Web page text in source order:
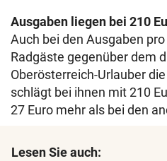
Ausgaben liegen bei 210
Auch bei den Ausgaben
Radgäste gegenüber dem
Oberösterreich-Urlauber
schlägt bei ihnen mit 210
27 Euro mehr als bei den
Lesen Sie auch: